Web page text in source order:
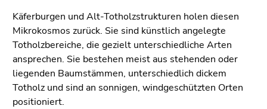
Käferburgen und Alt-Totholzstrukturen holen diesen
Mikrokosmos zurück. Sie sind künstlich angelegte
Totholzbereiche, die gezielt unterschiedliche Arten
ansprechen. Sie bestehen meist aus stehenden oder
liegenden Baumstämmen, unterschiedlich dickem
Totholz und sind an sonnigen, windgeschützten Orten
positioniert.